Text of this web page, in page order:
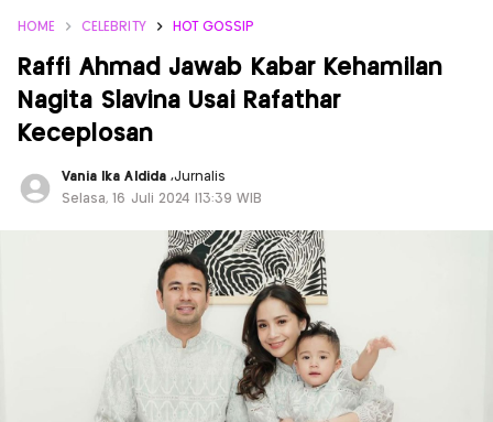
HOME CELEBRITY HOT GOSSIP
Raffi Ahmad Jawab Kabar Kehamilan
Nagita Slavina Usai Rafathar
Keceplosan
Vania Ika Aldida ,Jurnalis
Selasa, 16 Juli 2024 |13:39 WIB